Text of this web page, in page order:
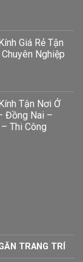
Giá Rẻ Tận
Nghiệp
Tận Nơi Ở
Đồng Nai –
Thi Công
TRANG TRÍ